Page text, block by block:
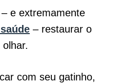
e extremamente
– restaurar o
com seu gatinho,